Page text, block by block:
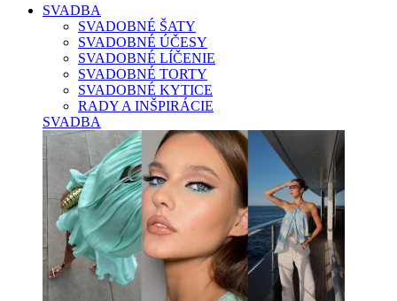
SVADBA
SVADOBNÉ ŠATY
SVADOBNÉ ÚČESY
SVADOBNÉ LÍČENIE
SVADOBNÉ TORTY
SVADOBNÉ KYTICE
RADY A INŠPIRÁCIE
SVADBA